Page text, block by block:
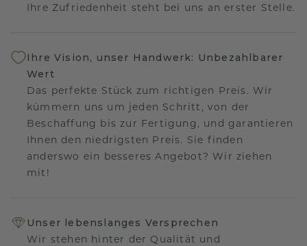
Ihre Zufriedenheit steht bei uns an erster Stelle.
Ihre Vision, unser Handwerk: Unbezahlbarer
Wert
Das perfekte Stück zum richtigen Preis. Wir
kümmern uns um jeden Schritt, von der
Beschaffung bis zur Fertigung, und garantieren
Ihnen den niedrigsten Preis. Sie finden
anderswo ein besseres Angebot? Wir ziehen
mit!
Unser lebenslanges Versprechen
Wir stehen hinter der Qualität und